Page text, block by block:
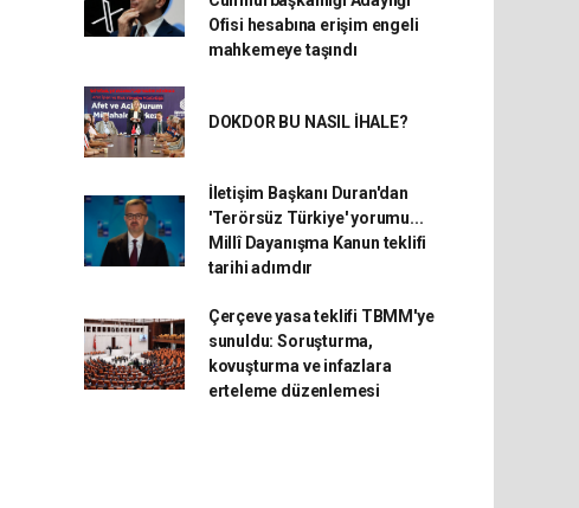
Ofisi hesabına erişim engeli
mahkemeye taşındı
DOKDOR BU NASIL İHALE?
İletişim Başkanı Duran'dan
'Terörsüz Türkiye' yorumu...
Millî Dayanışma Kanun teklifi
tarihi adımdır
Çerçeve yasa teklifi TBMM'ye
sunuldu: Soruşturma,
kovuşturma ve infazlara
erteleme düzenlemesi